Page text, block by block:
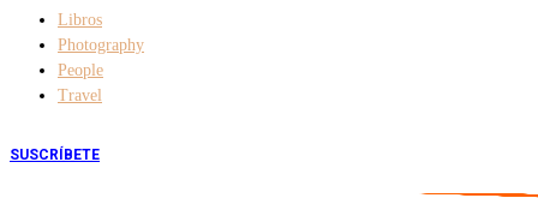
Libros
Photography
People
Travel
SUSCRÍBETE